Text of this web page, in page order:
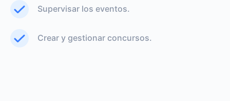
Supervisar los eventos.
Crear y gestionar concursos.